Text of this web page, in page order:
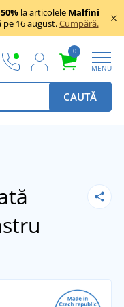
50% la articolele Malfini
16 august.Cumpără.
0
MENU
CAUTĂ